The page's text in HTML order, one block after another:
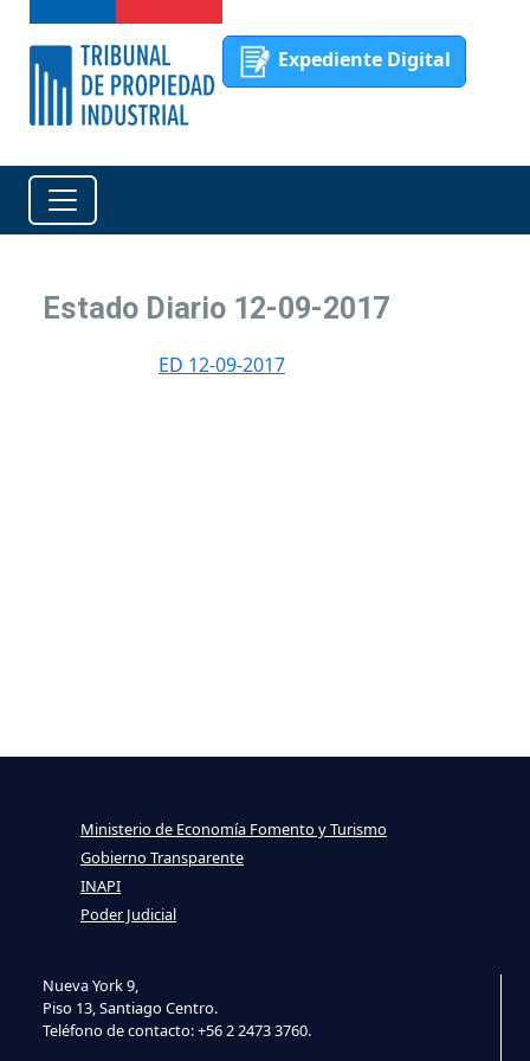
Expediente Digital
Estado Diario 12-09-2017
ED 12-09-2017
Nueva York 9,
Piso 13, Santiago Centro.
Teléfono de contacto: +56 2 2473 3760.
Ministerio de Economía Fomento y Turismo
Gobierno Transparente
INAPI
Poder Judicial